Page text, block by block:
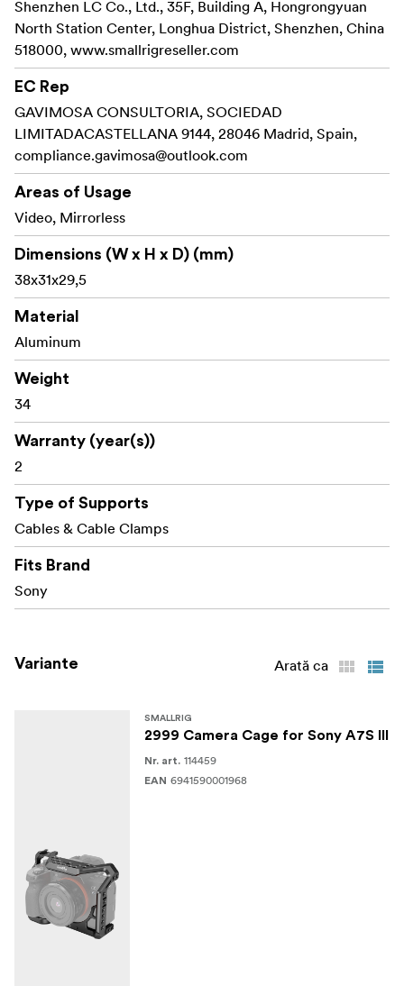
Shenzhen LC Co., Ltd., 35F, Building A, Hongrongyuan
North Station Center, Longhua District, Shenzhen, China
518000, www.smallrigreseller.com
EC Rep
GAVIMOSA CONSULTORIA, SOCIEDAD
LIMITADACASTELLANA 9144, 28046 Madrid, Spain,
compliance.gavimosa@outlook.com
Areas of Usage
Video, Mirrorless
Dimensions (W x H x D) (mm)
38x31x29,5
Material
Aluminum
Weight
34
Warranty (year(s))
2
Type of Supports
Cables & Cable Clamps
Fits Brand
Sony
Variante Arată ca
SMALLRIG
2999 Camera Cage for Sony A7S III
Nr. art. 114459
EAN 6941590001968